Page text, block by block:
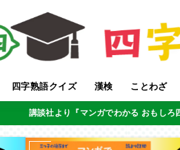
四字熟語クイズ 漢検 ことわざ
講談社より『マンガでわかる おもし